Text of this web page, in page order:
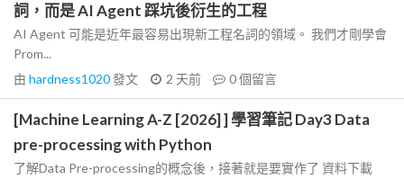
詞，而是 AI Agent 踩坑後衍生的工程
AI Agent 可能是近年最容易出現新工程名詞的領域。 我們才剛學會
Prom...
由 hardness1020發文 2 天前 0個留言
[Machine Learning A-Z [2026] ] 學習筆記 Day3 Data
pre-processing with Python
了解Data Pre-processing的概念後，接著就是要實作了 資料下載